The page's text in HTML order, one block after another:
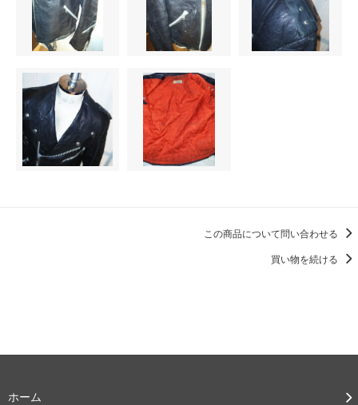
この商品について問い合わせる
買い物を続ける
ホーム